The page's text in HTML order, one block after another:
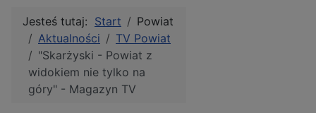
Jesteś tutaj: Start
Powiat
Aktualności
TV Powiat
"Skarżyski - Powiat z
widokiem nie tylko na
góry" - Magazyn TV